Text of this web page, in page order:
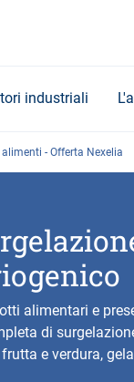
industriali
- Offerta Nexelia
alimentari e
di
e verdura,